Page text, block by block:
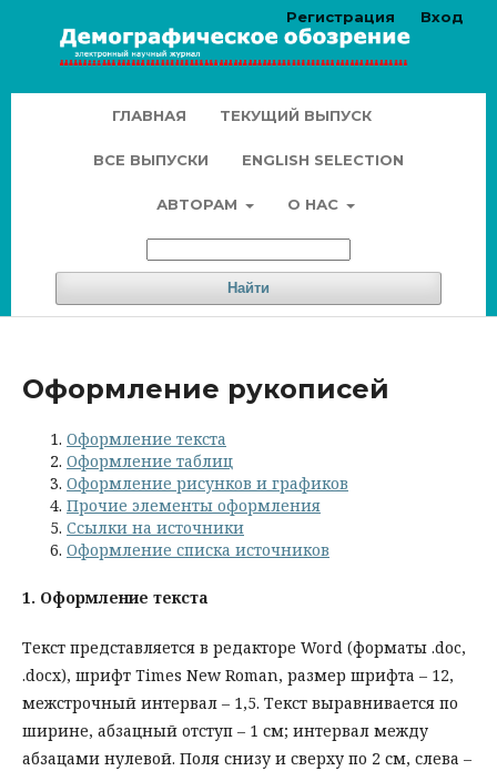
ГЛАВНАЯ ТЕКУЩИЙ ВЫПУСК
ВСЕ ВЫПУСКИ ENGLISH SELECTION
АВТОРАМ О НАС
Найти
Регистрация Вход
Оформление рукописей
Оформление текста
Оформление таблиц
Оформление рисунков и графиков
Прочие элементы оформления
Ссылки на источники
Оформление списка источников
1. Оформление текста
Текст представляется в редакторе Word (форматы .doc,
.docx), шрифт Times New Roman, размер шрифта – 12,
межстрочный интервал – 1,5. Текст выравнивается по
ширине, абзацный отступ – 1 см; интервал между
абзацами нулевой. Поля снизу и сверху по 2 см, слева –